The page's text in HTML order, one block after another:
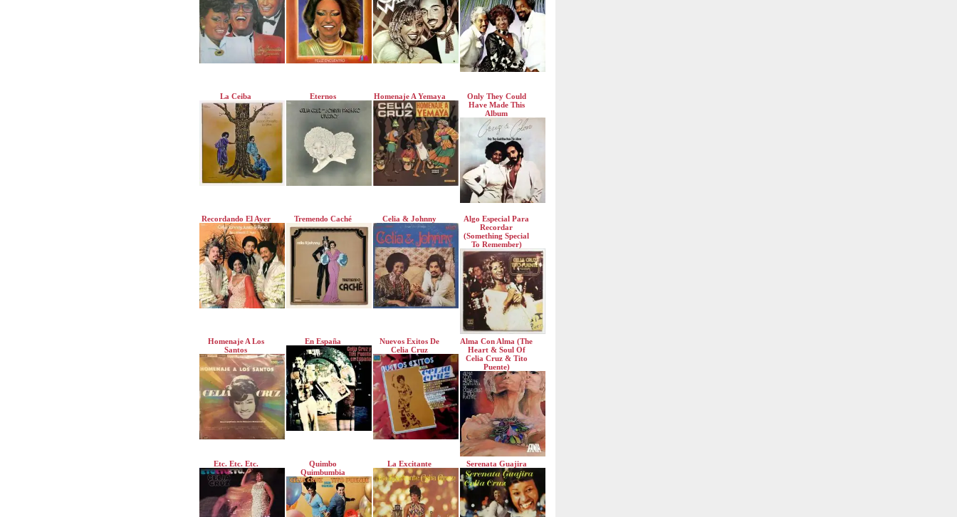
La Ceiba Eternos Homenaje A Yemaya
Only They Could
Have Made This
Album
Recordando El Ayer Tremendo Caché Celia & Johnny
Algo Especial Para
Recordar
(Something Special
To Remember)
Homenaje A Los
Santos
En España
Nuevos Exitos De
Celia Cruz
Alma Con Alma (The
Heart & Soul Of
Celia Cruz & Tito
Puente)
Etc. Etc. Etc.
Quimbo
Quimbumbia
La Excitante Serenata Guajira